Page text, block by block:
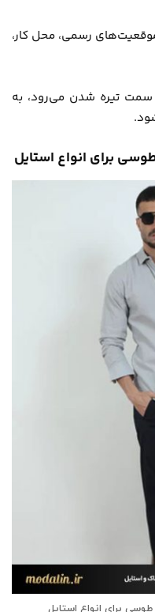
رسمی، محل کار،
تیره شدن می‌رود، به
برای انواع استایل
برای انواع استایل